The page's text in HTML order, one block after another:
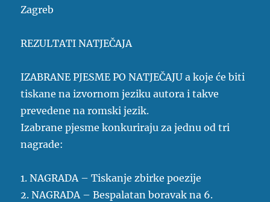
Zagreb
REZULTATI NATJEČAJA
IZABRANE PJESME PO NATJEČAJU a koje će biti
tiskane na izvornom jeziku autora i takve
prevedene na romski jezik.
Izabrane pjesme konkuriraju za jednu od tri
nagrade:
1. NAGRADA – Tiskanje zbirke poezije
2. NAGRADA – Bespalatan boravak na 6.